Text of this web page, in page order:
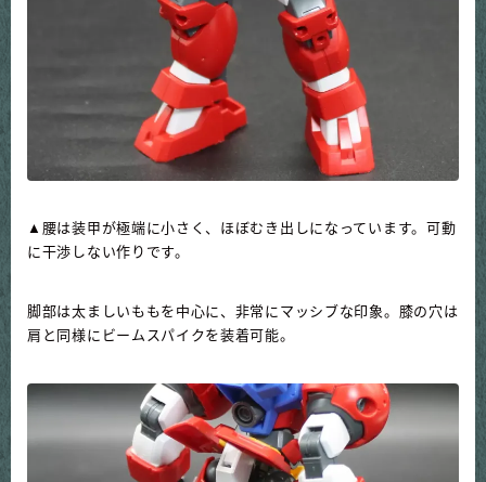
▲腰は装甲が極端に小さく、ほぼむき出しになっています。可動
に干渉しない作りです。
脚部は太ましいももを中心に、非常にマッシブな印象。膝の穴は
肩と同様にビームスパイクを装着可能。